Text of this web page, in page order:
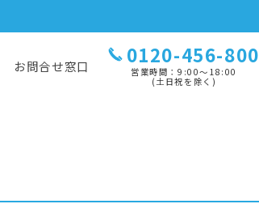
お問合せ窓口 0120-456-800
営業時間：9:00〜18:00
(土日祝を除く)